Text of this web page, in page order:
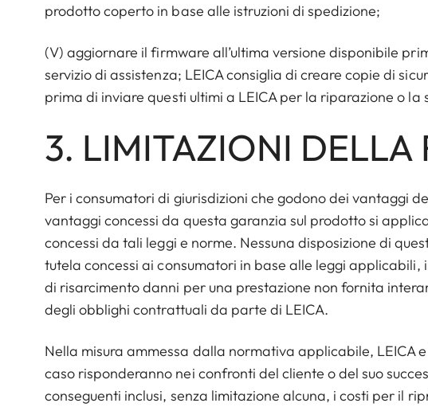
prodotto coperto in base alle istruzioni di spedizione;
(V) aggiornare il firmware all’ultima versione disponibile
servizio di assistenza; LEICA consiglia di creare copie di
prima di inviare questi ultimi a LEICA per la riparazione o la
3. LIMITAZIONI DELLA
Per i consumatori di giurisdizioni che godono dei vantaggi
vantaggi concessi da questa garanzia sul prodotto si
concessi da tali leggi e norme. Nessuna disposizione di
tutela concessi ai consumatori in base alle leggi
di risarcimento danni per una prestazione non fornita
degli obblighi contrattuali da parte di LEICA.
Nella misura ammessa dalla normativa applicabile, LEICA
caso risponderanno nei confronti del cliente o del suo
conseguenti inclusi, senza limitazione alcuna, i costi per il